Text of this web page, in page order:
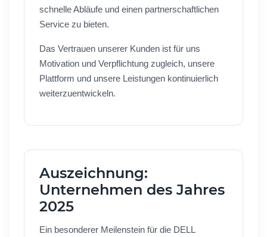
schnelle Abläufe und einen partnerschaftlichen
Service zu bieten.
Das Vertrauen unserer Kunden ist für uns
Motivation und Verpflichtung zugleich, unsere
Plattform und unsere Leistungen kontinuierlich
weiterzuentwickeln.
Auszeichnung:
Unternehmen des Jahres
2025
Ein besonderer Meilenstein für die DELL